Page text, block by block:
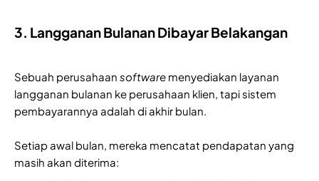
3. Langganan Bulanan Dibayar Belakangan
Sebuah perusahaan software menyediakan layanan
langganan bulanan ke perusahaan klien, tapi sistem
pembayarannya adalah di akhir bulan.
Setiap awal bulan, mereka mencatat pendapatan yang
masih akan diterima: